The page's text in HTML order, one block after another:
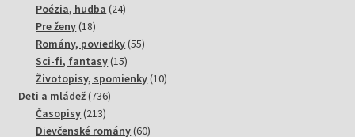
produktov
Poézia, hudba 2424
Pre ženy 1818
produktov
Romány, poviedky 5555
Sci-fi, fantasy 1515
produktov
Životopisy, spomienky 1010
Deti a mládež 736736
Časopisy 213213
produktov
Dievčenské romány 6060